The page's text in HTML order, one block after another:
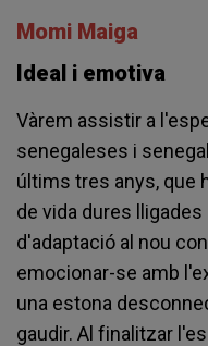
Momi Maiga
Ideal i emotiva
Vàrem assistir a
senegaleses i
últims tres anys, que
de vida dures
d'adaptació al nou
emocionar-se amb
una estona
gaudir. Al finalitzar